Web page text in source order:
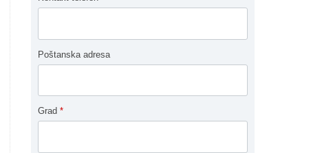
Poštanska adresa
Grad *